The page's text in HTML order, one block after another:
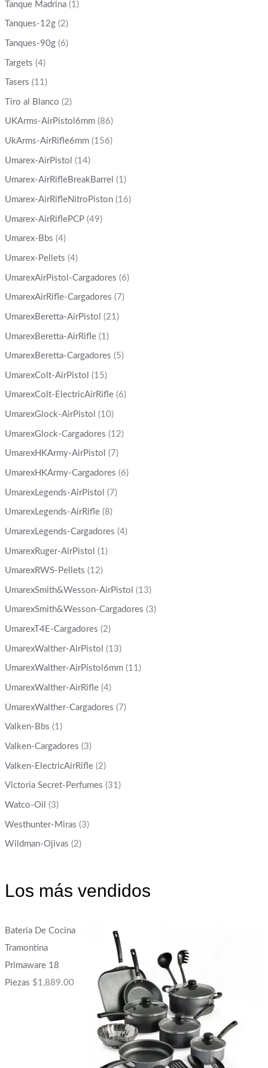
Tanque Madrina (1)
Tanques-12g (2)
Tanques-90g (6)
Targets (4)
Tasers (11)
Tiro al Blanco (2)
UKArms-AirPistol6mm (86)
UkArms-AirRifle6mm (156)
Umarex-AirPistol (14)
Umarex-AirRifleBreakBarrel (1)
Umarex-AirRifleNitroPiston (16)
Umarex-AirRiflePCP (49)
Umarex-Bbs (4)
Umarex-Pellets (4)
UmarexAirPistol-Cargadores (6)
UmarexAirRifle-Cargadores (7)
UmarexBeretta-AirPistol (21)
UmarexBeretta-AirRifle (1)
UmarexBeretta-Cargadores (5)
UmarexColt-AirPistol (15)
UmarexColt-ElectricAirRifle (6)
UmarexGlock-AirPistol (10)
UmarexGlock-Cargadores (12)
UmarexHKArmy-AirPistol (7)
UmarexHKArmy-Cargadores (6)
UmarexLegends-AirPistol (7)
UmarexLegends-AirRifle (8)
UmarexLegends-Cargadores (4)
UmarexRuger-AirPistol (1)
UmarexRWS-Pellets (12)
UmarexSmith&Wesson-AirPistol (13)
UmarexSmith&Wesson-Cargadores (3)
UmarexT4E-Cargadores (2)
UmarexWalther-AirPistol (13)
UmarexWalther-AirPistol6mm (11)
UmarexWalther-AirRifle (4)
UmarexWalther-Cargadores (7)
Valken-Bbs (1)
Valken-Cargadores (3)
Valken-ElectricAirRifle (2)
Victoria Secret-Perfumes (31)
Watco-Oil (3)
Westhunter-Miras (3)
Wildman-Ojivas (2)
Los más vendidos
Batería De Cocina
Tramontina
Primaware 18
Piezas $1,889.00